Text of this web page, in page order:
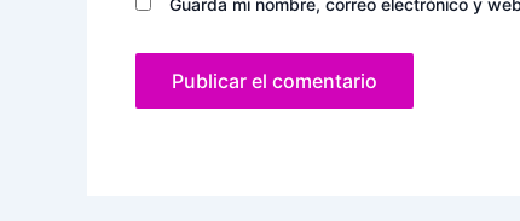
Guarda mi nombre, correo electrónico y